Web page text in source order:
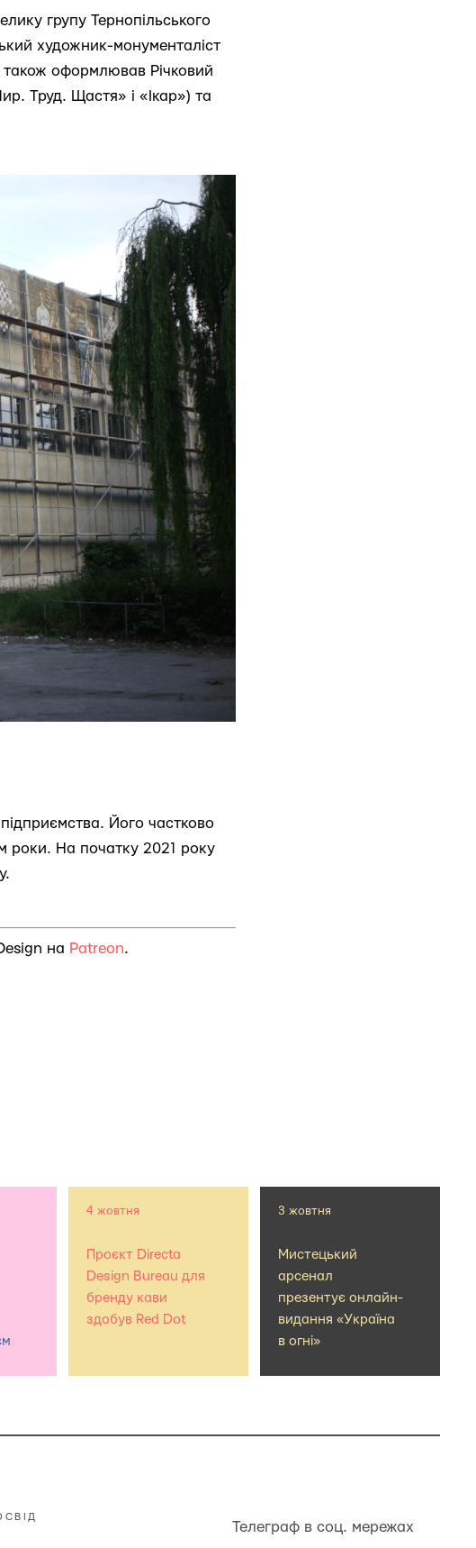
групу Тернопільського
художник-монументаліст
також оформлював Річковий
Труд. Щастя» і «Ікар») та
Його частково
роки. На початку 2021 року
на Patreon.
4 жовтня
Проєкт Directa
Design Bureau для
бренду кави
здобув Red Dot
3 жовтня
Мистецький
арсенал
презентує онлайн-
видання «Україна
в огні»
Телеграф в соц. мережах